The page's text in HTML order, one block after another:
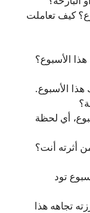
كيف تعاملت
أي لحظة
تود
تجاهه هذا